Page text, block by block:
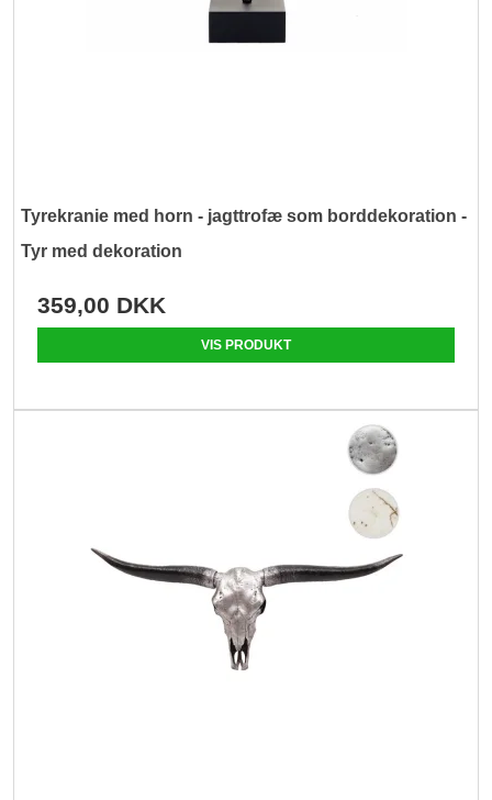
Tyrekranie med horn - jagttrofæ som borddekoration -
Tyr med dekoration
359,00 DKK
VIS PRODUKT